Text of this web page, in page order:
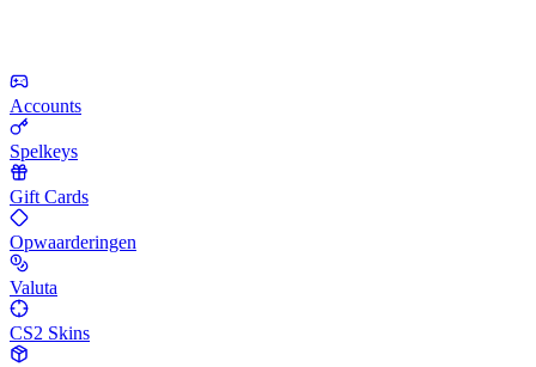
Accounts
Spelkeys
Gift Cards
Opwaarderingen
Valuta
CS2 Skins